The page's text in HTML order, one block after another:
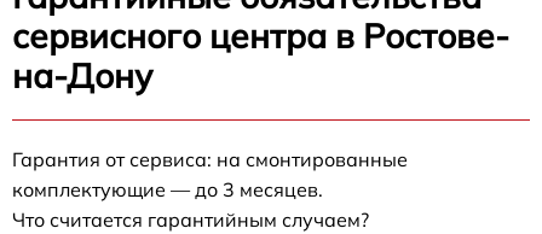
сервисного центра в Ростове-
на-Дону
Гарантия от сервиса: на смонтированные
комплектующие — до 3 месяцев.
Что считается гарантийным случаем?